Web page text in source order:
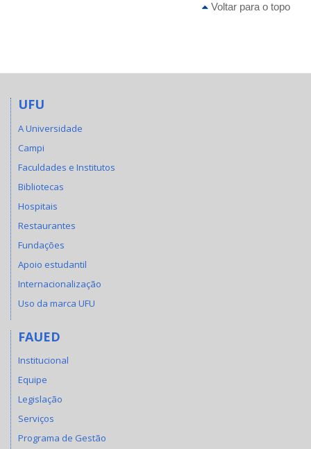
Voltar para o topo
UFU
A Universidade
Campi
Faculdades e Institutos
Bibliotecas
Hospitais
Restaurantes
Fundações
Apoio estudantil
Internacionalização
Uso da marca UFU
FAUED
Institucional
Equipe
Legislação
Serviços
Programa de Gestão